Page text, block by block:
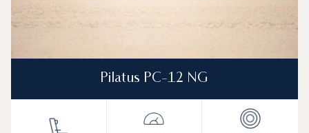
Pilatus PC-12 NG